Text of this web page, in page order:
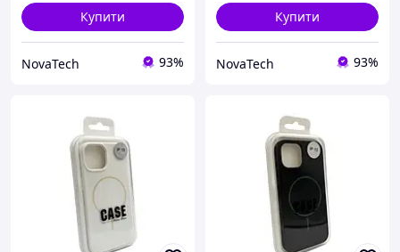
Купити
NovaTech 93%
Купити
NovaTech 93%